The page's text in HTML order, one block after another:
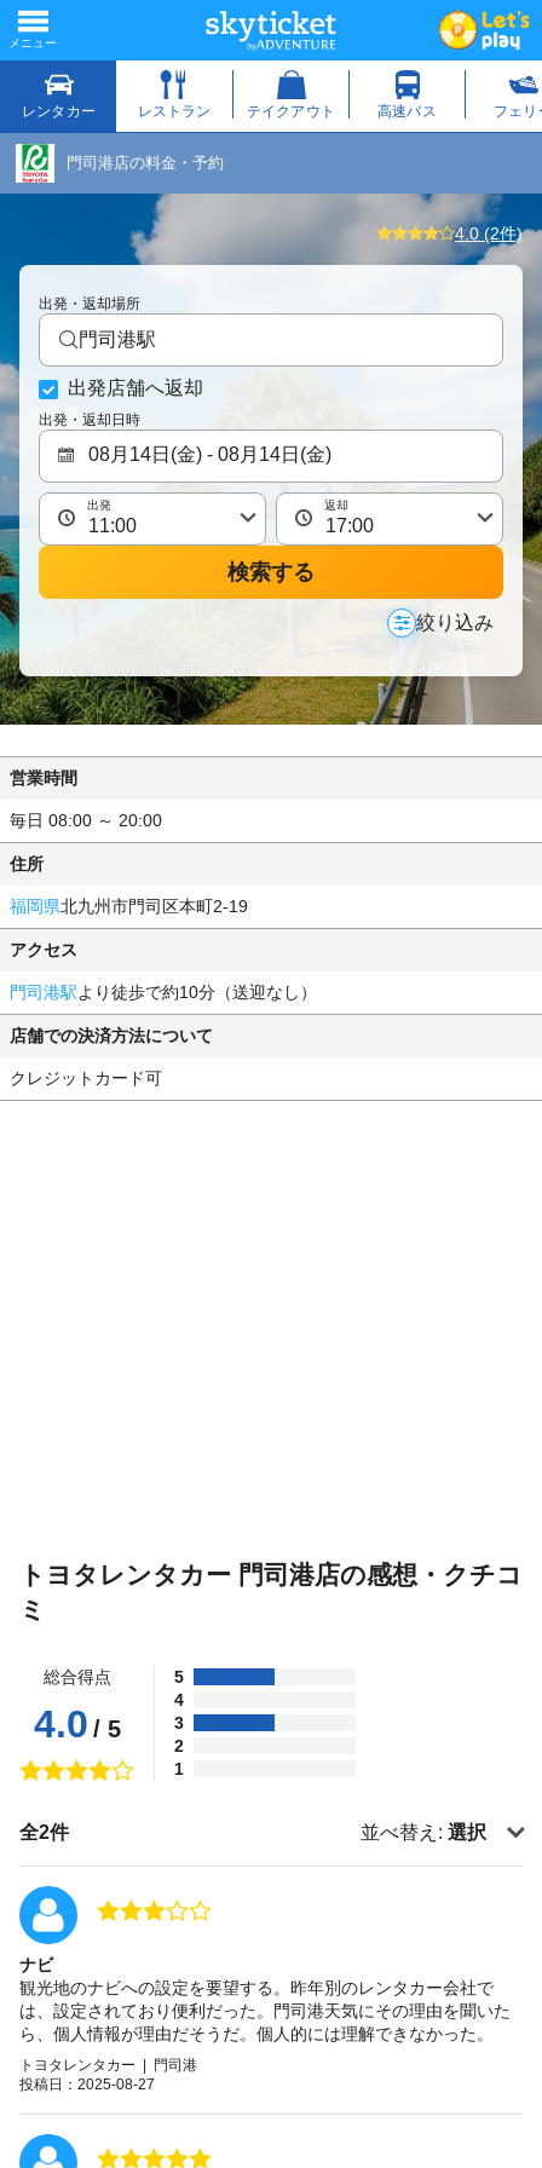
門司港店の料金・予約
4.0 (2件)
出発・返却場所
門司港駅
出発店舗へ返却
出発・返却日時
出発 返却
検索する
絞り込み
営業時間
毎日 08:00 ～ 20:00
住所
福岡県北九州市門司区本町2-19
アクセス
門司港駅より徒歩で約10分（送迎なし）
店舗での決済方法について
クレジットカード可
トヨタレンタカー 門司港店の感想・クチコ
ミ
総合得点
4.0 / 5
5
4
3
2
1
全2件 並べ替え: 選択
ナビ
観光地のナビへの設定を要望する。昨年別のレンタカー会社で
は、設定されており便利だった。門司港天気にその理由を聞いた
ら、個人情報が理由だそうだ。個人的には理解できなかった。
トヨタレンタカー | 門司港
投稿日：2025-08-27